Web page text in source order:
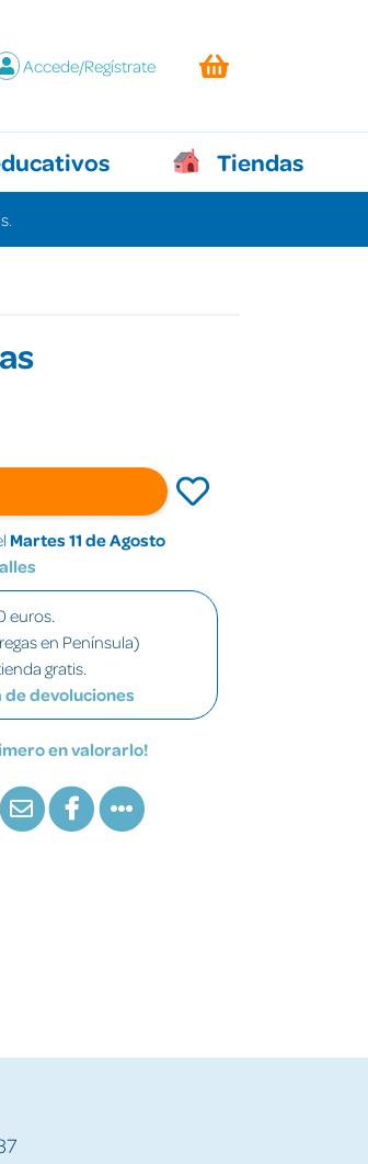
Accede/Regístrate
Tiendas
Martes 11 de Agosto
euros.
en Península)
gratis.
devoluciones
en valorarlo!